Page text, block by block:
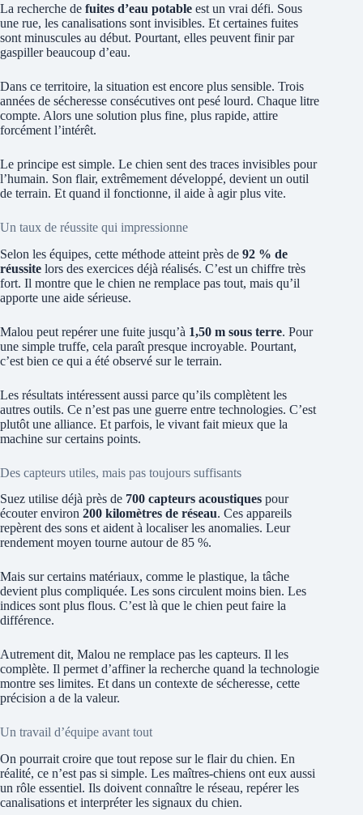
La recherche de fuites d’eau potable est un vrai défi. Sous
une rue, les canalisations sont invisibles. Et certaines fuites
sont minuscules au début. Pourtant, elles peuvent finir par
gaspiller beaucoup d’eau.
Dans ce territoire, la situation est encore plus sensible. Trois
années de sécheresse consécutives ont pesé lourd. Chaque litre
compte. Alors une solution plus fine, plus rapide, attire
forcément l’intérêt.
Le principe est simple. Le chien sent des traces invisibles pour
l’humain. Son flair, extrêmement développé, devient un outil
de terrain. Et quand il fonctionne, il aide à agir plus vite.
Un taux de réussite qui impressionne
Selon les équipes, cette méthode atteint près de 92 % de
réussite lors des exercices déjà réalisés. C’est un chiffre très
fort. Il montre que le chien ne remplace pas tout, mais qu’il
apporte une aide sérieuse.
Malou peut repérer une fuite jusqu’à 1,50 m sous terre. Pour
une simple truffe, cela paraît presque incroyable. Pourtant,
c’est bien ce qui a été observé sur le terrain.
Les résultats intéressent aussi parce qu’ils complètent les
autres outils. Ce n’est pas une guerre entre technologies. C’est
plutôt une alliance. Et parfois, le vivant fait mieux que la
machine sur certains points.
Des capteurs utiles, mais pas toujours suffisants
Suez utilise déjà près de 700 capteurs acoustiques pour
écouter environ 200 kilomètres de réseau. Ces appareils
repèrent des sons et aident à localiser les anomalies. Leur
rendement moyen tourne autour de 85 %.
Mais sur certains matériaux, comme le plastique, la tâche
devient plus compliquée. Les sons circulent moins bien. Les
indices sont plus flous. C’est là que le chien peut faire la
différence.
Autrement dit, Malou ne remplace pas les capteurs. Il les
complète. Il permet d’affiner la recherche quand la technologie
montre ses limites. Et dans un contexte de sécheresse, cette
précision a de la valeur.
Un travail d’équipe avant tout
On pourrait croire que tout repose sur le flair du chien. En
réalité, ce n’est pas si simple. Les maîtres-chiens ont eux aussi
un rôle essentiel. Ils doivent connaître le réseau, repérer les
canalisations et interpréter les signaux du chien.